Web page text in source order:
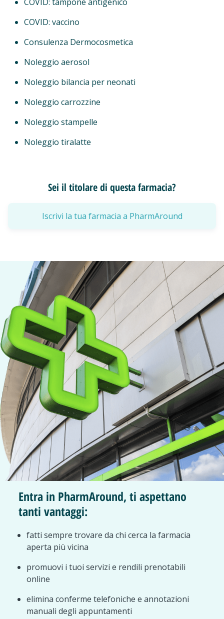
COVID: vaccino
Consulenza Dermocosmetica
Noleggio aerosol
Noleggio bilancia per neonati
Noleggio carrozzine
Noleggio stampelle
Noleggio tiralatte
Sei il titolare di questa farmacia?
Iscrivi la tua farmacia a PharmAround
Entra in PharmAround, ti aspettano
tanti vantaggi:
fatti sempre trovare da chi cerca la farmacia
aperta più vicina
promuovi i tuoi servizi e rendili prenotabili
online
elimina conferme telefoniche e annotazioni
manuali degli appuntamenti